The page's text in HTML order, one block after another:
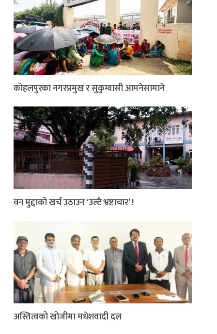
कोहलपुरका नगरप्रमुख र सुकुम्वासी आमनेसामाने
वन मुद्दाको खर्च उठाउन ‘उल्टै भ्रष्टाचार’ !
अस्तित्वको खोजीमा मधेशवादी दल